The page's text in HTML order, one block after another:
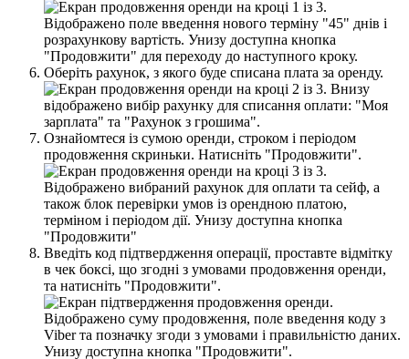
Оберіть рахунок, з якого буде списана плата за оренду.
Ознайомтеся із сумою оренди, строком і періодом
продовження скриньки. Натисніть "Продовжити".
Введіть код підтвердження операції, проставте відмітку
в чек боксі, що згодні з умовами продовження оренди,
та натисніть "Продовжити".